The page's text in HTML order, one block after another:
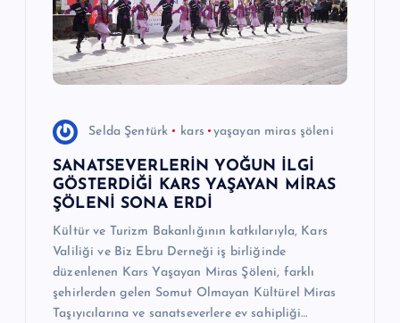
Selda Şentürk kars yaşayan miras şöleni
SANATSEVERLERİN YOĞUN İLGİ
GÖSTERDİĞİ KARS YAŞAYAN MİRAS
ŞÖLENİ SONA ERDİ
Kültür ve Turizm Bakanlığının katkılarıyla, Kars
Valiliği ve Biz Ebru Derneği iş birliğinde
düzenlenen Kars Yaşayan Miras Şöleni, farklı
şehirlerden gelen Somut Olmayan Kültürel Miras
Taşıyıcılarına ve sanatseverlere ev sahipliği…